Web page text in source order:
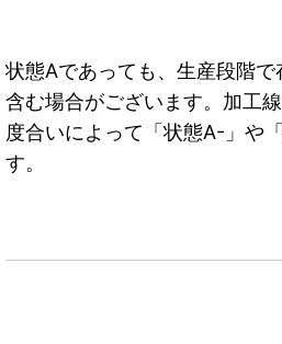
状態Aであっても、生産段階
含む場合がございます。加工
度合いによって「状態A-」や
す。